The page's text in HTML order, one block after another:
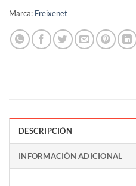
Marca: Freixenet
DESCRIPCIÓN
INFORMACIÓN ADICIONAL